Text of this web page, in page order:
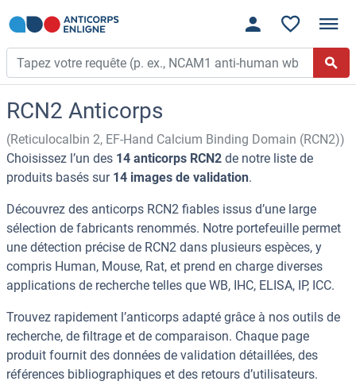
RCN2 Anticorps
(Reticulocalbin 2, EF-Hand Calcium Binding Domain (RCN2))
Choisissez l’un des 14 anticorps RCN2 de notre liste de
produits basés sur 14 images de validation.
Découvrez des anticorps RCN2 fiables issus d’une large
sélection de fabricants renommés. Notre portefeuille permet
une détection précise de RCN2 dans plusieurs espèces, y
compris Human, Mouse, Rat, et prend en charge diverses
applications de recherche telles que WB, IHC, ELISA, IP, ICC.
Trouvez rapidement l’anticorps adapté grâce à nos outils de
recherche, de filtrage et de comparaison. Chaque page
produit fournit des données de validation détaillées, des
références bibliographiques et des retours d’utilisateurs.